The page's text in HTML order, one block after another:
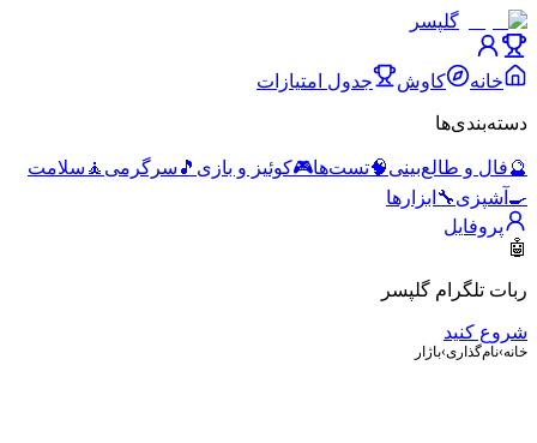
گلپسر
خانه کاوش جدول امتیازات
دسته‌بندی‌ها
🔮فال و طالع‌بینی🧠تست‌ها🎮کوئیز و بازی 🎵 سرگرمی 🧘 سلامت
🍳 آشپزی🔧 ابزارها
پروفایل
🤖
ربات تلگرام گلپسر
شروع کنید
خانه›نام‌گذاری›باژار